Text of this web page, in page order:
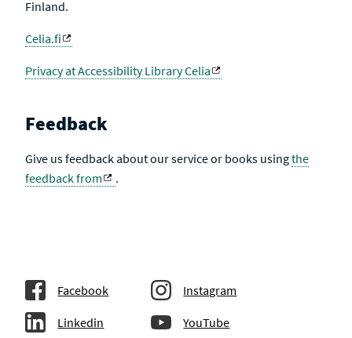
Finland.
Celia.fi
Privacy at Accessibility Library Celia
Feedback
Give us feedback about our service or books usingthe
feedback from
.
Facebook Instagram
Linkedin YouTube